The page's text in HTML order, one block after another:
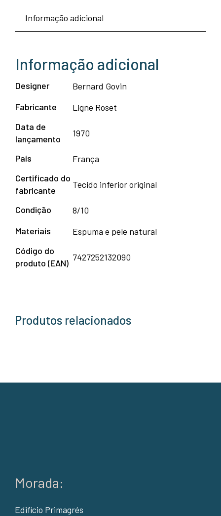
Informação adicional
Informação adicional
Designer
Bernard Govin
Fabricante
Ligne Roset
Data de
lançamento
1970
País
França
Certificado do
fabricante
Tecido inferior original
Condição
8/10
Materiais
Espuma e pele natural
Código do
produto (EAN)
7427252132090
Produtos relacionados
Morada:
Edifício Primagrés